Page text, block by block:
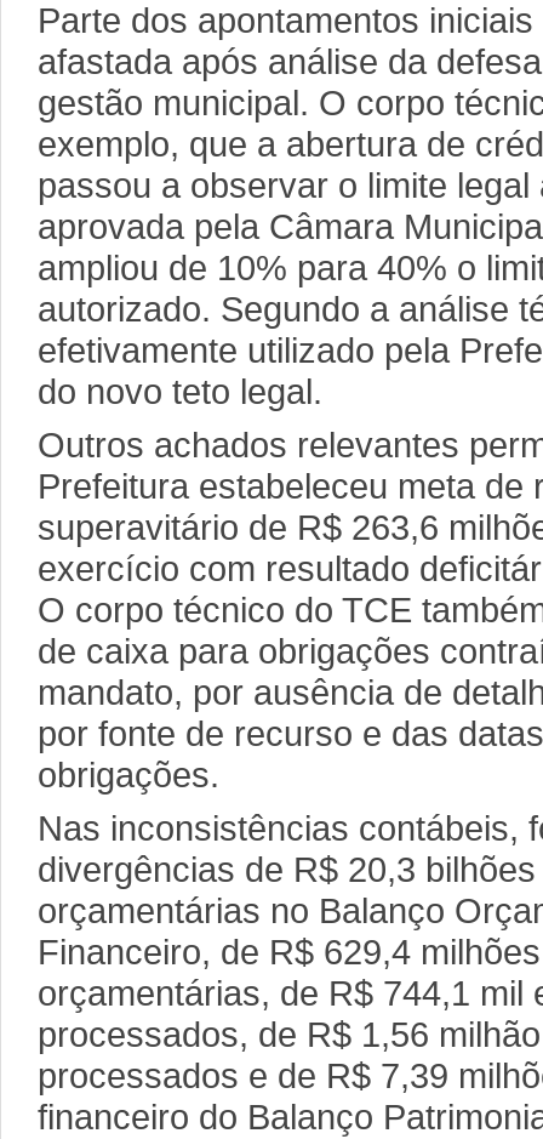
Parte dos apontamentos
afastada após análise da
gestão municipal. O corpo
exemplo, que a abertura de
passou a observar o limite
aprovada pela Câmara
ampliou de 10% para 40% o
autorizado. Segundo a análise
efetivamente utilizado pela
do novo teto legal.
Outros achados relevantes
Prefeitura estabeleceu meta de
superavitário de R$ 263,6
exercício com resultado
O corpo técnico do TCE
de caixa para obrigações
mandato, por ausência de
por fonte de recurso e das
obrigações.
Nas inconsistências contábeis,
divergências de R$ 20,3
orçamentárias no Balanço
Financeiro, de R$ 629,4
orçamentárias, de R$ 744,1 mil
processados, de R$ 1,56
processados e de R$ 7,39
financeiro do Balanço